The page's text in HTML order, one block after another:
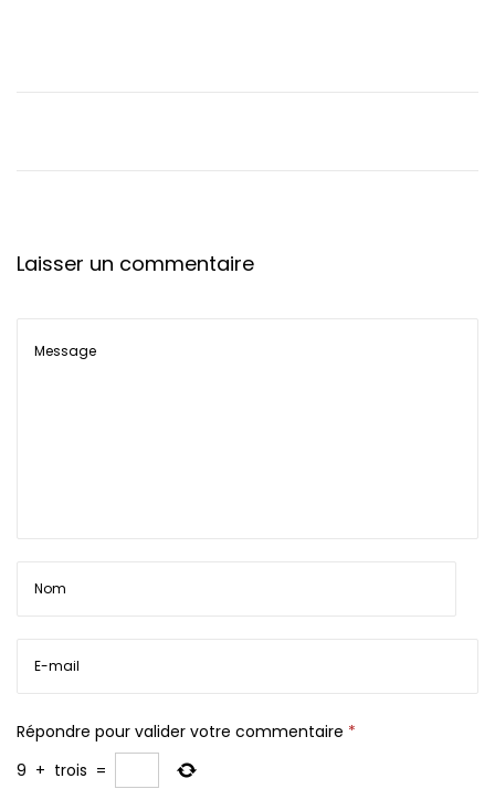
Laisser un commentaire
Répondre pour valider votre commentaire *
9 + trois =